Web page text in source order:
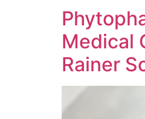
Medical
Rainer